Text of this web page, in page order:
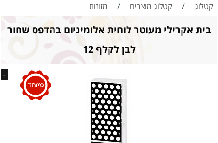
קטלוג / קטלוג מוצרים / מזוזות
בית אקרילי מעוטר לוחית אלומיניום בהדפס שחור
לבן לקלף 12